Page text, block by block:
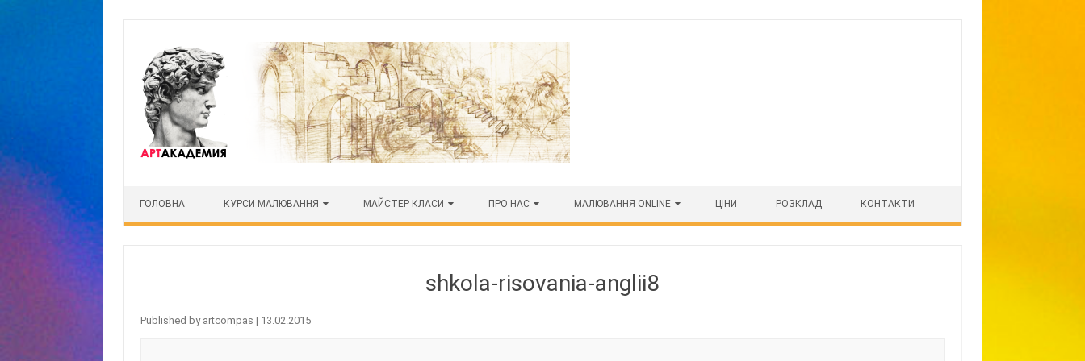
ГОЛОВНА КУРСИ МАЛЮВАННЯ МАЙСТЕР КЛАСИ ПРО НАС МАЛЮВАННЯ ONLINE ЦІНИ РОЗКЛАД КОНТАКТИ
shkola-risovania-anglii8
Published by artcompas | 13.02.2015